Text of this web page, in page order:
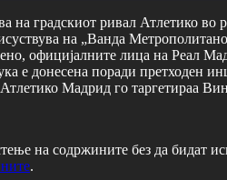
на градскиот ривал Атлетико
на „Ванда
официјалните лица на Реал
е донесена поради претходен
Мадрид го таргетираа
на содржините без да бидат
.